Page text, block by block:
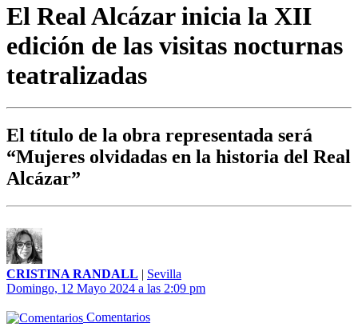
El Real Alcázar inicia la XII
edición de las visitas nocturnas
teatralizadas
El título de la obra representada será
“Mujeres olvidadas en la historia del Real
Alcázar”
CRISTINA RANDALL | Sevilla
Domingo, 12 Mayo 2024 a las 2:09 pm
Comentarios